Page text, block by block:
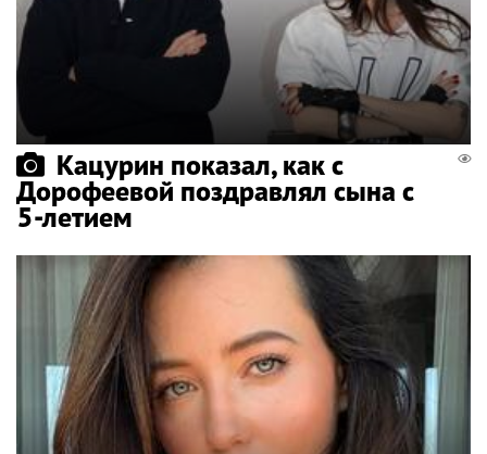
Кацурин показал, как с
Дорофеевой поздравлял сына с
5-летием